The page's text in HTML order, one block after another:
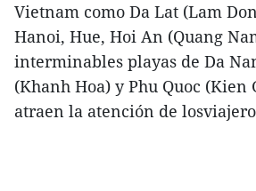
Vietnam como Da Lat (Lam
Hanoi, Hue, Hoi An (Quang
interminables playas de Da
(Khanh Hoa) y Phu Quoc (Kien
atraen la atención de